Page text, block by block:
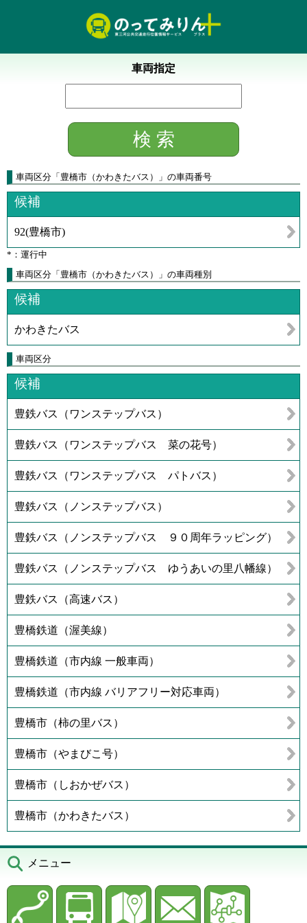
車両指定
車両区分 「 豊橋市（かわきたバス） 」 の車両番号
候補
92(豊橋市)
*：運行中
車両区分「豊橋市（かわきたバス）」の車両種別
候補
かわきたバス
車両区分
候補
豊鉄バス（ワンステップバス）
豊鉄バス（ワンステップバス 菜の花号）
豊鉄バス（ワンステップバス パトバス）
豊鉄バス（ノンステップバス）
豊鉄バス（ノンステップバス ９０周年ラッピング）
豊鉄バス（ノンステップバス ゆうあいの里八幡線）
豊鉄バス（高速バス）
豊橋鉄道（渥美線）
豊橋鉄道（市内線 一般車両）
豊橋鉄道（市内線 バリアフリー対応車両）
豊橋市（柿の里バス）
豊橋市（やまびこ号）
豊橋市（しおかぜバス）
豊橋市（かわきたバス）
メニュー